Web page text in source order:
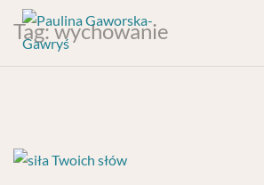
Tag:wychowanie